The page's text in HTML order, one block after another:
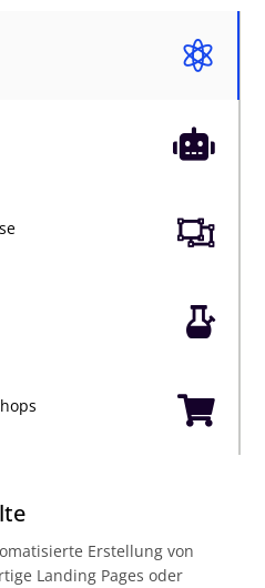





Erstellung von
Landing Pages oder